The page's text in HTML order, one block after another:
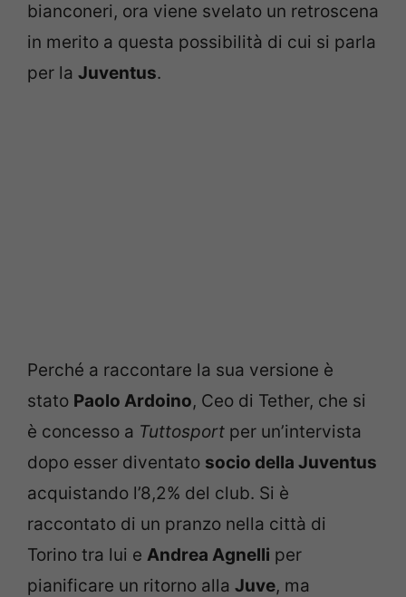
bianconeri, ora viene svelato un retroscena
in merito a questa possibilità di cui si parla
per la Juventus.
Perché a raccontare la sua versione è
stato Paolo Ardoino, Ceo di Tether, che si
è concesso a Tuttosport per un’intervista
dopo esser diventato socio della Juventus
acquistando l’8,2% del club. Si è
raccontato di un pranzo nella città di
Torino tra lui e Andrea Agnelli per
pianificare un ritorno alla Juve, ma